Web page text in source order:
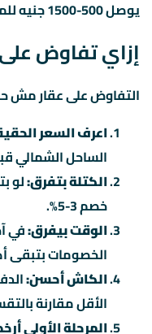
يوصل 500-1500 جنيه للمتر. احسبها كمبيدة قبل ما تقرر.
إزاي تفاوض
التفاوض على عقار مش
اعرف السعر
الساحل الشمالي
الكتلة بتفرق:لو
خصم 3-5%.
الوقت بيفرق:في
الخصومات بتبقى
الكاش أحسن:
الأقل مقارنة
المرحلة الأولى